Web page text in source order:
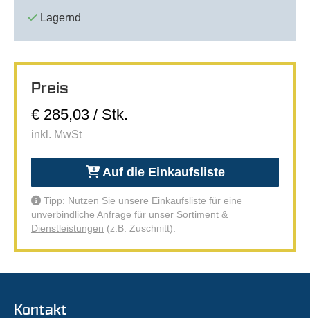
Lagernd
Preis
€ 285,03 / Stk.
inkl. MwSt
Auf die Einkaufsliste
Tipp: Nutzen Sie unsere Einkaufsliste für eine
unverbindliche Anfrage für unser Sortiment &
Dienstleistungen (z.B. Zuschnitt).
Kontakt